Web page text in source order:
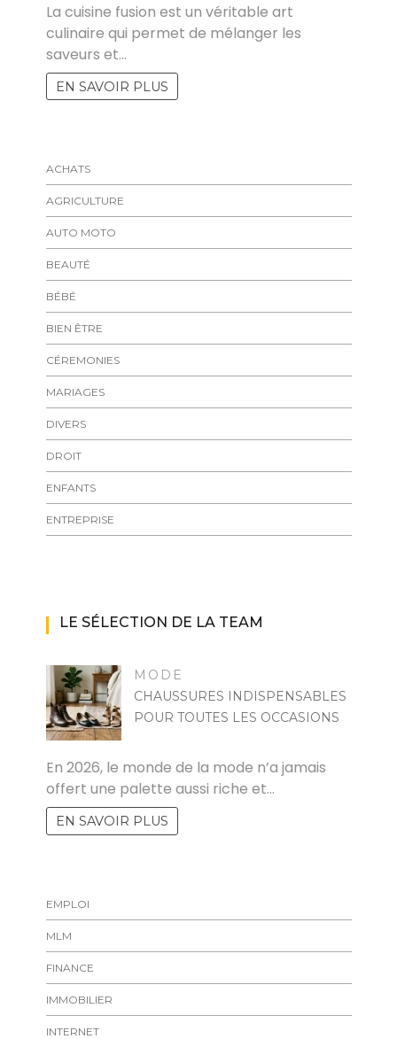
La cuisine fusion est un véritable art
culinaire qui permet de mélanger les
saveurs et…
EN SAVOIR PLUS
ACHATS
AGRICULTURE
AUTO MOTO
BEAUTÉ
BÉBÉ
BIEN ÊTRE
CÉREMONIES
MARIAGES
DIVERS
DROIT
ENFANTS
ENTREPRISE
LE SÉLECTION DE LA TEAM
MODE
CHAUSSURES INDISPENSABLES
POUR TOUTES LES OCCASIONS
En 2026, le monde de la mode n’a jamais
offert une palette aussi riche et…
EN SAVOIR PLUS
EMPLOI
MLM
FINANCE
IMMOBILIER
INTERNET